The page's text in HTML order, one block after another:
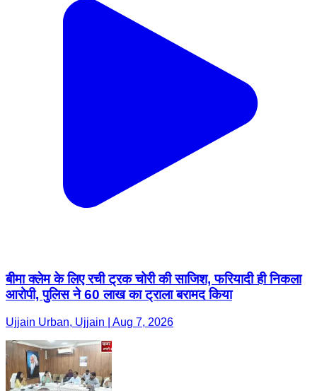
बीमा क्लेम के लिए रची ट्रक चोरी की साजिश, फरियादी ही निकला
आरोपी, पुलिस ने 60 लाख का ट्राला बरामद किया
Ujjain Urban, Ujjain | Aug 7, 2026